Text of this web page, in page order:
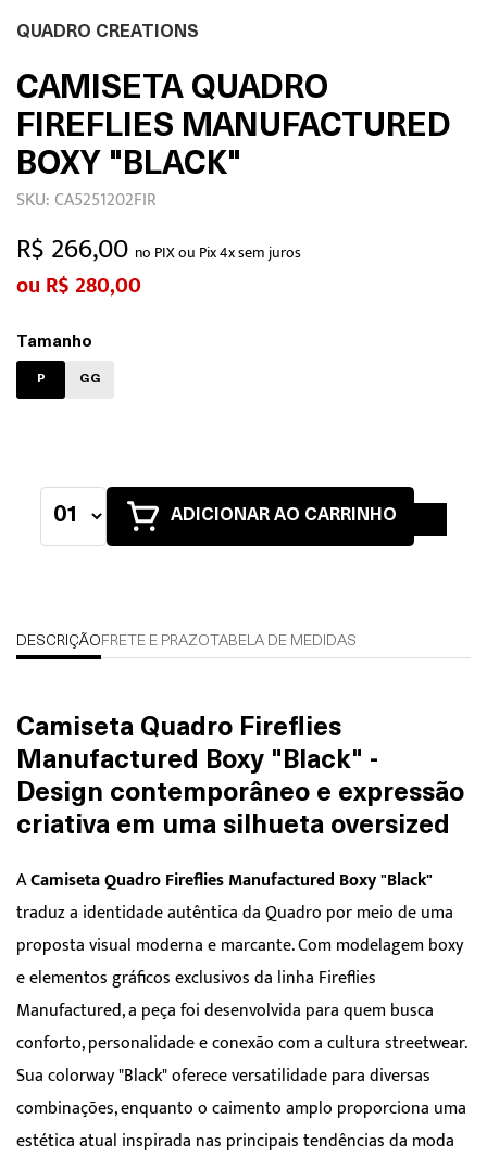
QUADRO CREATIONS
CAMISETA QUADRO
FIREFLIES MANUFACTURED
BOXY "BLACK"
SKU: CA5251202FIR
R$ 266,00 no PIX ou Pix 4x sem juros
R$ 280,00
Tamanho
P GG
ADICIONAR AO CARRINHO
DESCRIÇÃO FRETE E PRAZOTABELA DE MEDIDAS
Camiseta Quadro Fireflies
Manufactured Boxy "Black" -
Design contemporâneo e expressão
criativa em uma silhueta oversized
ACamiseta Quadro Fireflies Manufactured Boxy "Black"
traduz a identidade autêntica da Quadro por meio de uma
proposta visual moderna e marcante. Com modelagem boxy
e elementos gráficos exclusivos da linha Fireflies
Manufactured, a peça foi desenvolvida para quem busca
conforto, personalidade e conexão com a cultura streetwear.
Sua colorway "Black" oferece versatilidade para diversas
combinações, enquanto o caimento amplo proporciona uma
estética atual inspirada nas principais tendências da moda